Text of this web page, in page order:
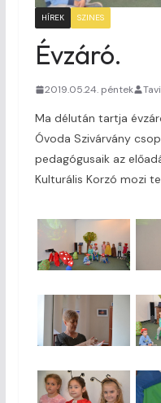
HÍREK SZINES
Évzáró.
2019.05.24. péntek
Ma délután tartja
Óvoda Szivárvány
pedagógusaik az
Kulturális Korzó mozi